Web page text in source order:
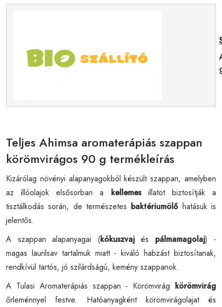
Teljes Ahimsa aromaterápiás szappan
körömvirágos 90 g termékleírás
Kizárólag növényi alapanyagokból készült szappan, amelyben
az illóolajok elsősorban a kellemesillatot biztosítják a
tisztálkodás során, de természetes baktériumölő hatásuk is
jelentős.
A szappan alapanyagai (kókuszvaj és pálmamagolaj) -
magas laurilsav tartalmuk miatt - kiváló habzást biztosítanak,
rendkívül tartós, jó szilárdságú, kemény szappanok.
A Tulasi Aromaterápiás szappan - Körömvirág körömvirág
őrleménnyel festve. Hatóanyagként körömvirágolajat és